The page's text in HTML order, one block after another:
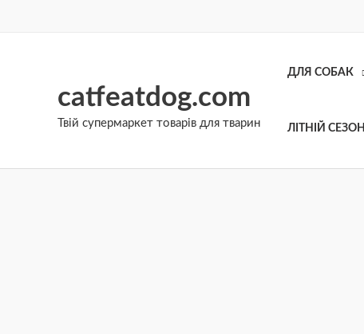
catfeatdog.com
Твій супермаркет товарів для тварин
ДЛЯ СОБАК
ЛІТНІЙ СЕЗОН